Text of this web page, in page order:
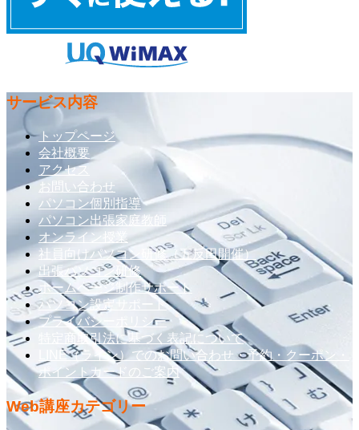
サービス内容
トップページ
会社概要
アクセス
お問い合わせ
パソコン個別指導
パソコン出張家庭教師
オンライン授業
社員向けパソコン研修（五反田開催）
出張パソコン研修
ホームページ制作サポート
パソコン設定サポート
プライバシーポリシー
特定商取引法に基づく表記について
LINE（ライン）でのお問い合わせ・予約・クーポン・
ポイントカードのご案内
Web講座カテゴリー